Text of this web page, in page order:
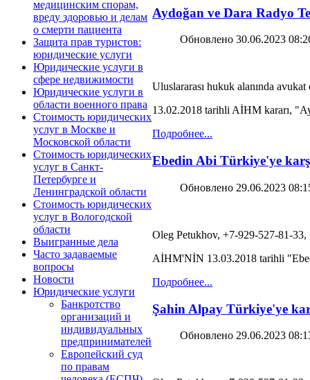
медицинским спорам,
вреду здоровью и делам
о смерти пациента
Защита прав туристов:
юридические услуги
Юридические услуги в
сфере недвижимости
Юридические услуги в
области военного права
Стоимость юридических
услуг в Москве и
Московской области
Стоимость юридических
услуг в Санкт-
Петербурге и
Ленинградской области
Стоимость юридических
услуг в Вологодской
области
Выигранные дела
Часто задаваемые
вопросы
Новости
Юридические услуги
Банкротство
организаций и
индивидуальных
предпринимателей
Европейский суд
по правам
Aydoğan ve Dara Radyo
Обновлено 30.06.2023
Uluslararası hukuk alanında
13.02.2018 tarihli AİHM kararı,
Подробнее...
Ebedin Abi Türkiye'ye
Обновлено 29.06.2023
Oleg Petukhov, +7-929-527-81-
AİHM'NİN 13.03.2018 tarihli
Подробнее...
Şahin Alpay Türkiye'ye
Обновлено 29.06.2023